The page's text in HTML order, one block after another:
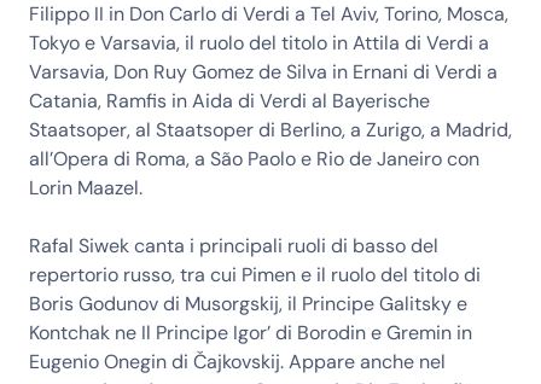
Filippo II in Don Carlo di Verdi a Tel Aviv, Torino, Mosca,
Tokyo e Varsavia, il ruolo del titolo in Attila di Verdi a
Varsavia, Don Ruy Gomez de Silva in Ernani di Verdi a
Catania, Ramfis in Aida di Verdi al Bayerische
Staatsoper, al Staatsoper di Berlino, a Zurigo, a Madrid,
all’Opera di Roma, a São Paolo e Rio de Janeiro con
Lorin Maazel.
Rafal Siwek canta i principali ruoli di basso del
repertorio russo, tra cui Pimen e il ruolo del titolo di
Boris Godunov di Musorgskij, il Principe Galitsky e
Kontchak ne Il Principe Igor’ di Borodin e Gremin in
Eugenio Onegin di Čajkovskij. Appare anche nel